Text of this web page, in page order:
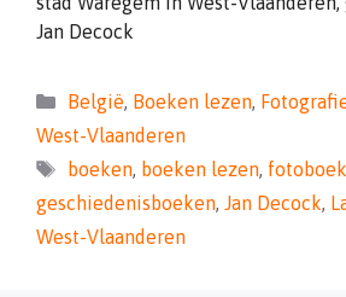
Jan Decock
Categorieën
België, Boeken lezen,
West-Vlaanderen
Tags
boeken, boeken lezen, fotoboek
geschiedenisboeken, Jan Decock,
West-Vlaanderen